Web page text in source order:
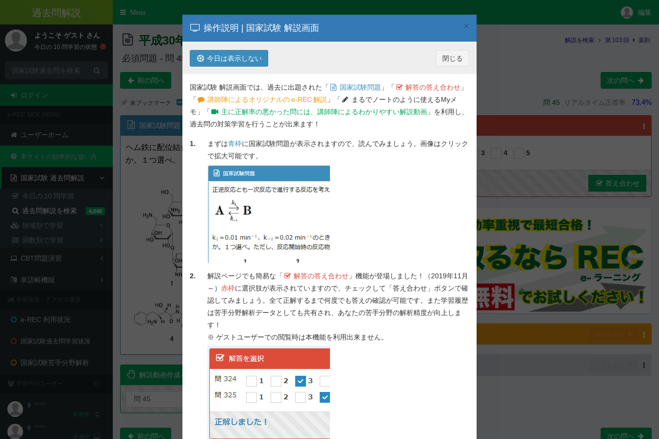
×
操作説明 | 国家試験 解説画面
今日は表示しない 閉じる
国家試験 解説画面では、過去に出題された「 国家試験問題 」「 解答の答え合わせ 」
「
講師陣によるオリジナルのe-REC解説 」「
まるでノートのように使えるMyメ
モ」「
主に正解率の悪かった問には、講師陣によるわかりやすい解説動画 」を利用し、
過去問の対策学習を行うことが出来ます！
1. まずは青枠に国家試験問題が表示されますので、読んでみましょう。画像はクリック
で拡大可能です。
2. 解説ページでも簡易な「 解答の答え合わせ 」機能が登場しました！（2019年11月
～） 赤枠に選択肢が表示されていますので、チェックして「答え合わせ」ボタンで確
認してみましょう。全て正解するまで何度でも答えの確認が可能です。また学習履歴
は苦手分野解析データとしても共有され、あなたの苦手分野の解析精度が向上しま
す！
※ ゲストユーザーでの閲覧時は本機能を利用出来ません。
e-REC
Toggle
Menu 編集
ようこそ ゲスト さん
今日の 10 問学習の状態
ログイン
e-REC SIDE MENU
ユーザーホーム
本サイトの効率的な使い方
国家試験 過去問解説
今日の 10 問学習
過去問解説を検索
4,048
領域別で学習
回数別で学習
CBT問題演習
単語帳機能
学習状況・アクセス状況
e-REC 利用状況
国家試験過去問学習状況
国家試験苦手分野解析
学習中のユーザー
*****
学習中
*****
学習中
解説を検索 第 103 回 薬剤
平成30年度 第103回 薬剤師国家試験問題
必須問題 - 問 45
前の問へ 次の問へ
未ブックマーク 問 45 リアルタイム正答率 : 73.4%
国家試験問題
ヘム鉄に配位結合することで、CYP3A4の活性を阻害するのはどれ
か。１つ選べ。
解説動画作成を要望！
問 45
3 4 5
答え合わせ
前の問へ 次の問へ